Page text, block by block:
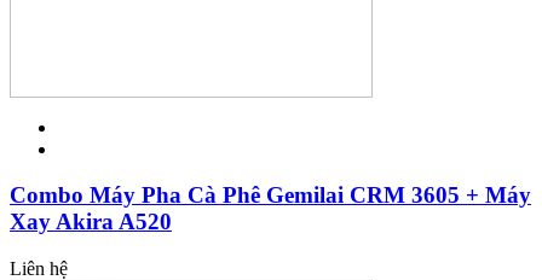
Combo Máy Pha Cà Phê Gemilai CRM 3605 + Máy
Xay Akira A520
Liên hệ